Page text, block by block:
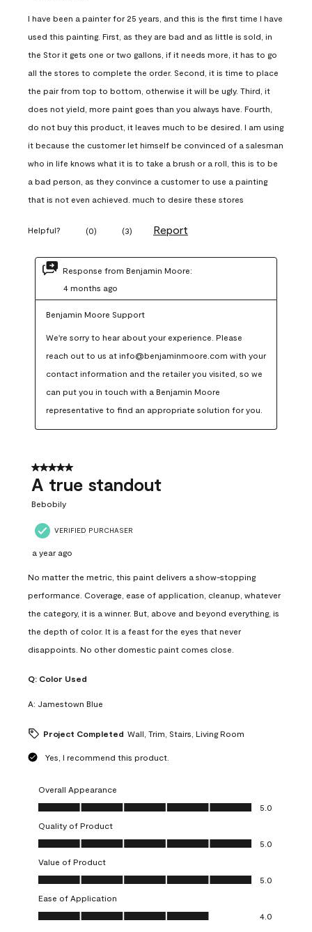
I have been a painter for 25 years, and this is the first time I have
used this painting. First, as they are bad and as little is sold, in
the Stor it gets one or two gallons, if it needs more, it has to go
all the stores to complete the order. Second, it is time to place
the pair from top to bottom, otherwise it will be ugly. Third, it
does not yield, more paint goes than you always have. Fourth,
do not buy this product, it leaves much to be desired. I am using
it because the customer let himself be convinced of a salesman
who in life knows what it is to take a brush or a roll, this is to be
a bad person, as they convince a customer to use a painting
that is not even achieved. much to desire these stores
Helpful? (0) (3) Report
Response from Benjamin Moore:
4 months ago
Benjamin Moore Support
We're sorry to hear about your experience. Please
reach out to us at info@benjaminmoore.com with your
contact information and the retailer you visited, so we
can put you in touch with a Benjamin Moore
representative to find an appropriate solution for you.
5 out of 5 stars.
A true standout
Bebobily
VERIFIED PURCHASER
a year ago
No matter the metric, this paint delivers a show-stopping
performance. Coverage, ease of application, cleanup, whatever
the category, it is a winner. But, above and beyond everything, is
the depth of color. It is a feast for the eyes that never
disappoints. No other domestic paint comes close.
Q: Color Used
A: Jamestown Blue
Project Completed Wall, Trim, Stairs, Living Room
Yes, I recommend this product.
Overall Appearance
Overall Appearance, 5.0 out of 5
5.0
Quality of Product
Quality of Product, 5.0 out of 5
5.0
Value of Product
Value of Product, 5.0 out of 5
5.0
Ease of Application
Ease of Application, 4.0 out of 5
4.0